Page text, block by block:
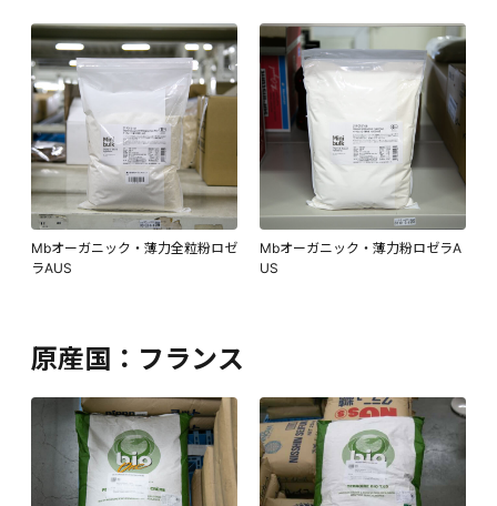
Mbオーガニック・薄力全粒粉ロゼ
ラAUS
Mbオーガニック・薄力粉ロゼラA
US
原産国：フランス